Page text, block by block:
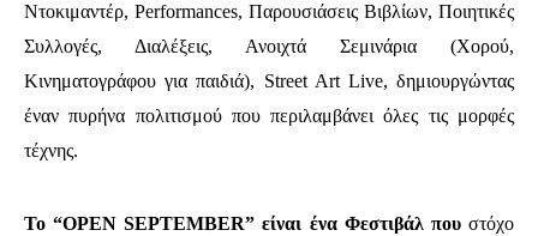
Ντοκιμαντέρ, Performances, Παρουσιάσεις Βιβλίων, Ποιητικές
Συλλογές, Διαλέξεις, Ανοιχτά Σεμινάρια (Χορού,
Κινηματογράφου για παιδιά), Street Art Live, δημιουργώντας
έναν πυρήνα πολιτισμού που περιλαμβάνει όλες τις μορφές
τέχνης.
To “OPEN SEPTEMBER” είναι ένα Φεστιβάλ που στόχο